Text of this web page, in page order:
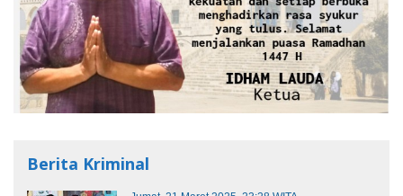
Berita Kriminal